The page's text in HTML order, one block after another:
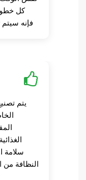
كل
فإنه سيتم
يتم
سلامة
النظافة من